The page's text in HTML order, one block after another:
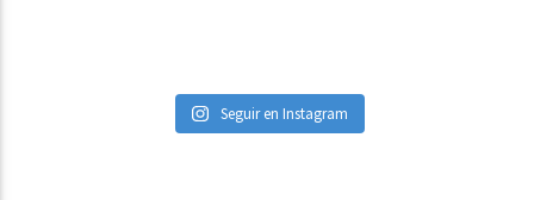
Seguir en Instagram